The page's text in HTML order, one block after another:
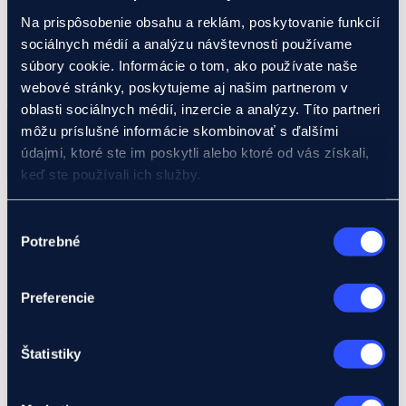
Na prispôsobenie obsahu a reklám, poskytovanie funkcií
sociálnych médií a analýzu návštevnosti používame
súbory cookie. Informácie o tom, ako používate naše
webové stránky, poskytujeme aj našim partnerom v
oblasti sociálnych médií, inzercie a analýzy. Títo partneri
môžu príslušné informácie skombinovať s ďalšími
údajmi, ktoré ste im poskytli alebo ktoré od vás získali,
keď ste používali ich služby.
súhlasu
Potrebné
Preferencie
Štatistiky
EIF Export Credit Pilot
Ukraine Investment Framework (UIF)
Podujatia
Exportný klub
Výsledok/ky
Všetky výsledky
Rozvojové projekty